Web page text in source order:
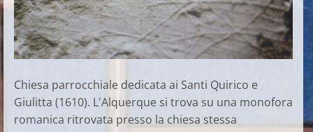
Chiesa parrocchiale dedicata ai Santi Quirico e
Giulitta (1610). L'Alquerque si trova su una monofora
romanica ritrovata presso la chiesa stessa